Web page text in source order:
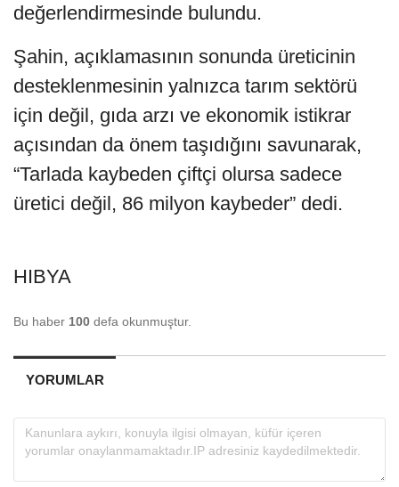
değerlendirmesinde bulundu.
Şahin, açıklamasının sonunda üreticinin
desteklenmesinin yalnızca tarım sektörü
için değil, gıda arzı ve ekonomik istikrar
açısından da önem taşıdığını savunarak,
“Tarlada kaybeden çiftçi olursa sadece
üretici değil, 86 milyon kaybeder” dedi.
HIBYA
Bu haber 100 defa okunmuştur.
YORUMLAR